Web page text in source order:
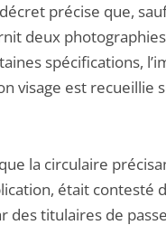
décret précise que,
deux
spécifications,
visage est recueillie
la circulaire
était contesté
des titulaires de